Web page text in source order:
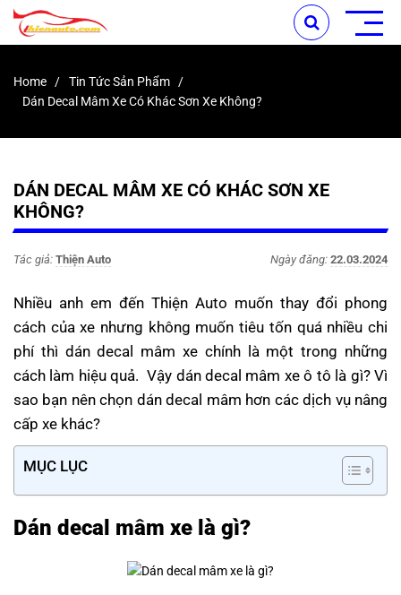
Home
Tin Tức Sản Phẩm
Dán Decal Mâm Xe Có Khác Sơn Xe Không?
DÁN DECAL MÂM XE CÓ KHÁC SƠN XE
KHÔNG?
Tác giả: Thiện Auto Ngày đăng: 22.03.2024
Nhiều anh em đến Thiện Auto muốn thay đổi phong
cách của xe nhưng không muốn tiêu tốn quá nhiều chi
phí thì dán decal mâm xe chính là một trong những
cách làm hiệu quả. Vậy dán decal mâm xe ô tô là gì? Vì
sao bạn nên chọn dán decal mâm hơn các dịch vụ nâng
cấp xe khác?
MỤC LỤC
Dán decal mâm xe là gì?